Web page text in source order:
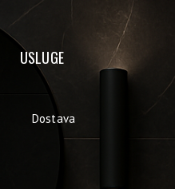
USLUGE
Dostava